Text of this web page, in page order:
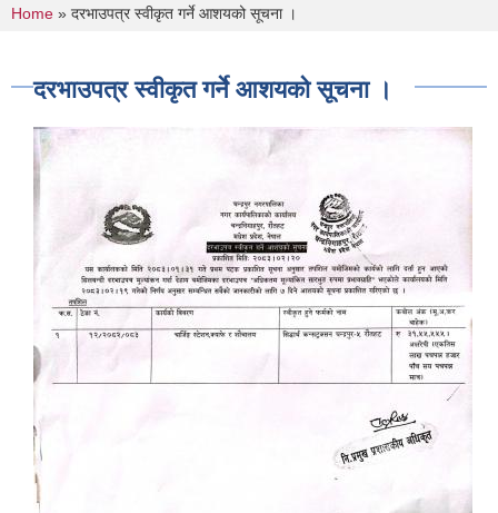
You are here
Home » दरभाउपत्र स्वीकृत गर्ने आशयको सूचना ।
दरभाउपत्र स्वीकृत गर्ने आशयको सूचना ।